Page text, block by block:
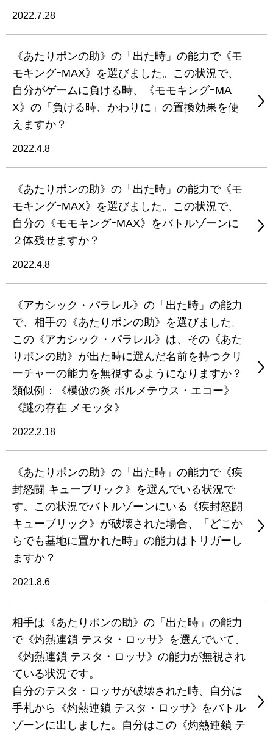
2022.7.28
《あたりポンの助》の「出た時」の能力で《モ
モキングｰMAX》を選びました。この状況で、
自分がゲームに負ける時、《モモキングｰMA
X》の「負ける時、かわりに」の置換効果を使
えますか？
2022.4.8
《あたりポンの助》の「出た時」の能力で《モ
モキングｰMAX》を選びました。この状況で、
自分の《モモキングｰMAX》をバトルゾーンに
２体残せますか？
2022.4.8
《アカシック・パラレル》の「出た時」の能力
で、相手の《あたりポンの助》を選びました。
この《アカシック・パラレル》は、その《あた
りポンの助》が出た時に選んだ名前を持つクリ
ーチャーの能力を無視するようになりますか？
類似例：《模倣の炎 ボルメテウス・エコー》
《謎の存在 メモッタ》
2022.2.18
《あたりポンの助》の「出た時」の能力で《疾
封怒闘 キューブリック》を選んでいる状況で
す。この状況でバトルゾーンにいる《疾封怒闘
キューブリック》が破壊された場合、「どこか
らでも墓地に置かれた時」の能力はトリガーし
ますか？
2021.8.6
相手は《あたりポンの助》の「出た時」の能力
で《灼熱連鎖 テスタ・ロッサ》を選んでいて、
《灼熱連鎖 テスタ・ロッサ》の能力が無視され
ている状況です。
自分のテスタ・ロッサが破壊された時、自分は
手札から《灼熱連鎖 テスタ・ロッサ》をバトル
ゾーンに出しました。自分はこの《灼熱連鎖 テ